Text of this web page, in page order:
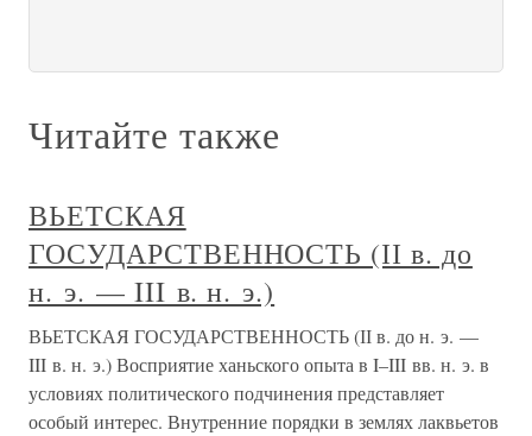
Читайте также
ВЬЕТСКАЯ
ГОСУДАРСТВЕННОСТЬ (ІІ в. до
н. э. — III в. н. э.)
ВЬЕТСКАЯ ГОСУДАРСТВЕННОСТЬ (ІІ в. до н. э. —
III в. н. э.) Восприятие ханьского опыта в I–III вв. н. э. в
условиях политического подчинения представляет
особый интерес. Внутренние порядки в землях лаквьетов